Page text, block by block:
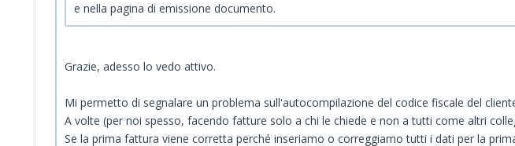
e nella pagina di emissione documento.
Grazie, adesso lo vedo attivo.
Mi permetto di segnalare un problema sull'autocompilazione del codice fiscale del
A volte (per noi spesso, facendo fatture solo a chi le chiede e non a tutti come altri
Se la prima fattura viene corretta perché inseriamo o correggiamo tutti i dati per la